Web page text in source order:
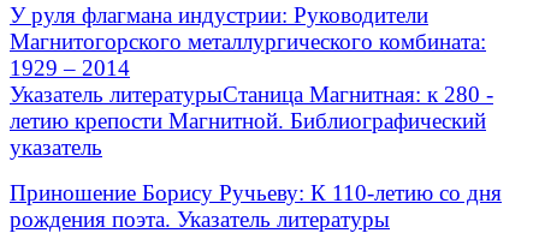
У руля флагмана индустрии: Руководители
Магнитогорского металлургического комбината:
1929 – 2014
Указатель литературыСтаница Магнитная: к 280 -
летию крепости Магнитной. Библиографический
указатель
Приношение Борису Ручьеву: К 110-летию со дня
рождения поэта. Указатель литературы